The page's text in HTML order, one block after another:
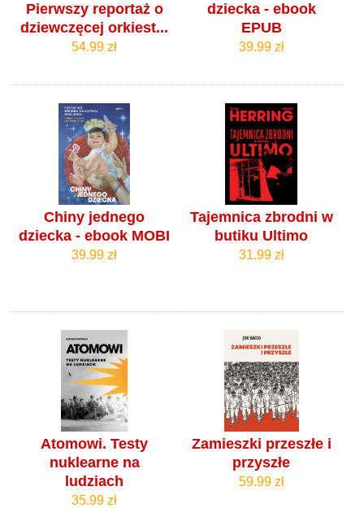
Pierwszy reportaż o
dziewczęcej orkiest...
54.99 zł
dziecka - ebook
EPUB
39.99 zł
Chiny jednego
dziecka - ebook MOBI
39.99 zł
Tajemnica zbrodni w
butiku Ultimo
31.99 zł
Atomowi. Testy
nuklearne na
ludziach
35.99 zł
Zamieszki przeszłe i
przyszłe
59.99 zł